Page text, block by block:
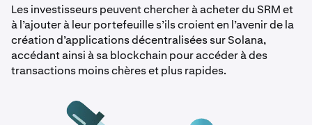
Les investisseurs peuvent chercher à acheter du SRM et
à l’ajouter à leur portefeuille s’ils croient en l’avenir de la
création d’applications décentralisées sur Solana,
accédant ainsi à sa blockchain pour accéder à des
transactions moins chères et plus rapides.